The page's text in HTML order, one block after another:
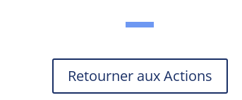
Retourner aux Actions